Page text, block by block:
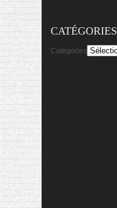
CATÉGORIES
Catégories